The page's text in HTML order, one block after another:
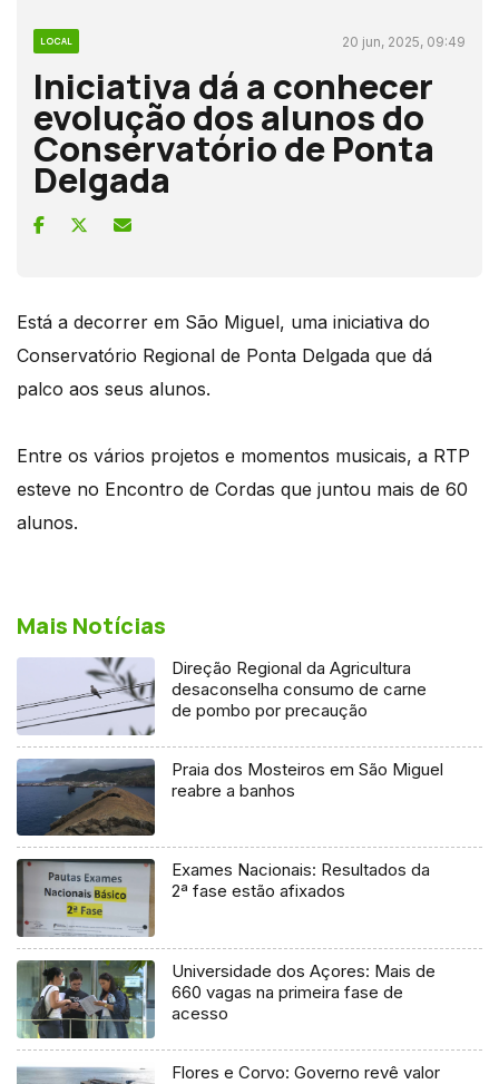
LOCAL 20 jun, 2025, 09:49
Iniciativa dá a conhecer
evolução dos alunos do
Conservatório de Ponta
Delgada
Está a decorrer em São Miguel, uma iniciativa do
Conservatório Regional de Ponta Delgada que dá
palco aos seus alunos.
Entre os vários projetos e momentos musicais, a RTP
esteve no Encontro de Cordas que juntou mais de 60
alunos.
Mais Notícias
Direção Regional da Agricultura
desaconselha consumo de carne
de pombo por precaução
Praia dos Mosteiros em São Miguel
reabre a banhos
Exames Nacionais: Resultados da
2ª fase estão afixados
Universidade dos Açores: Mais de
660 vagas na primeira fase de
acesso
Flores e Corvo: Governo revê valor